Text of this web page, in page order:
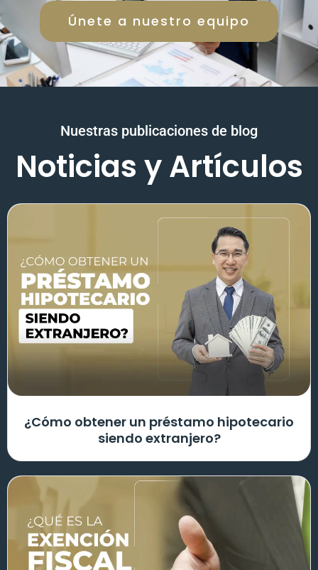
Únete a nuestro equipo
Nuestras publicaciones de blog
Noticias y Artículos
¿Cómo obtener un préstamo hipotecario
siendo extranjero?